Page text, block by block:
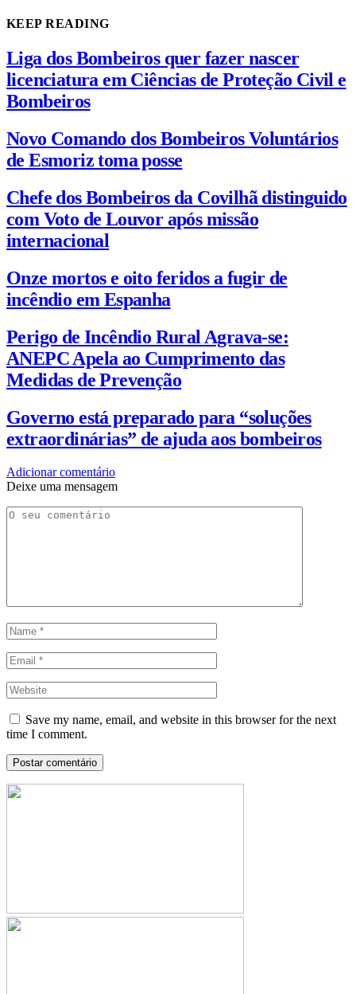
KEEP READING
Liga dos Bombeiros quer fazer nascer
licenciatura em Ciências de Proteção Civil e
Bombeiros
Novo Comando dos Bombeiros Voluntários
de Esmoriz toma posse
Chefe dos Bombeiros da Covilhã distinguido
com Voto de Louvor após missão
internacional
Onze mortos e oito feridos a fugir de
incêndio em Espanha
Perigo de Incêndio Rural Agrava-se:
ANEPC Apela ao Cumprimento das
Medidas de Prevenção
Governo está preparado para “soluções
extraordinárias” de ajuda aos bombeiros
Adicionar comentário
Deixe uma mensagem
Save my name, email, and website in this browser for the next
time I comment.